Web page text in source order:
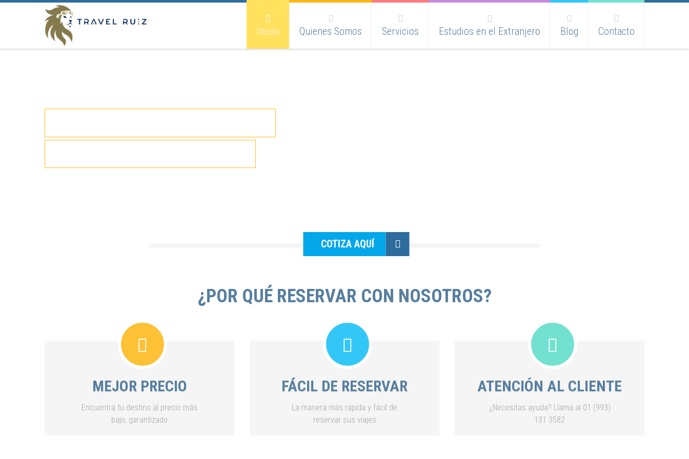
Inicio Quienes Somos Servicios Estudios en el Extranjero Blog Contacto
COTIZA AQUÍ
¿POR QUÉ RESERVAR CON NOSOTROS?
MEJOR PRECIO
Encuentra tu destino al precio más
bajo, garantizado
FÁCIL DE RESERVAR
La manera más rápida y fácil de
reservar sus viajes
ATENCIÓN AL CLIENTE
¿Necesitas ayuda? Llama al 01 (993)
131 3582